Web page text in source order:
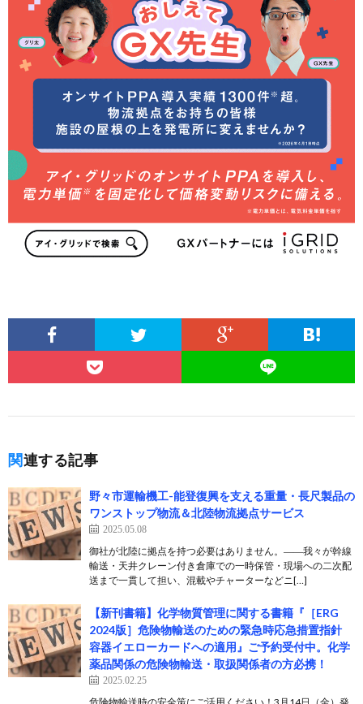
関連する記事
野々市運輸機工-能登復興を支える重量・長尺製品の
ワンストップ物流＆北陸物流拠点サービス
2025.05.08
御社が北陸に拠点を持つ必要はありません。――我々が幹線
輸送・天井クレーン付き倉庫での一時保管・現場への二次配
送まで一貫して担い、混載やチャーターなどニ[…]
【新刊書籍】化学物質管理に関する書籍『［ERG
2024版］危険物輸送のための緊急時応急措置指針
容器イエローカードへの適用』ご予約受付中。化学
薬品関係の危険物輸送・取扱関係者の方必携！
2025.02.25